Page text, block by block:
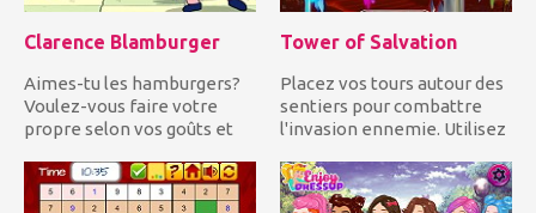
Clarence Blamburger
Aimes-tu les hamburgers?
Voulez-vous faire votre
propre selon vos goûts et
Tower of Salvation
Placez vos tours autour des
sentiers pour combattre
l'invasion ennemie. Utilisez